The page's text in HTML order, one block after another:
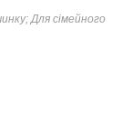
Для сімейного